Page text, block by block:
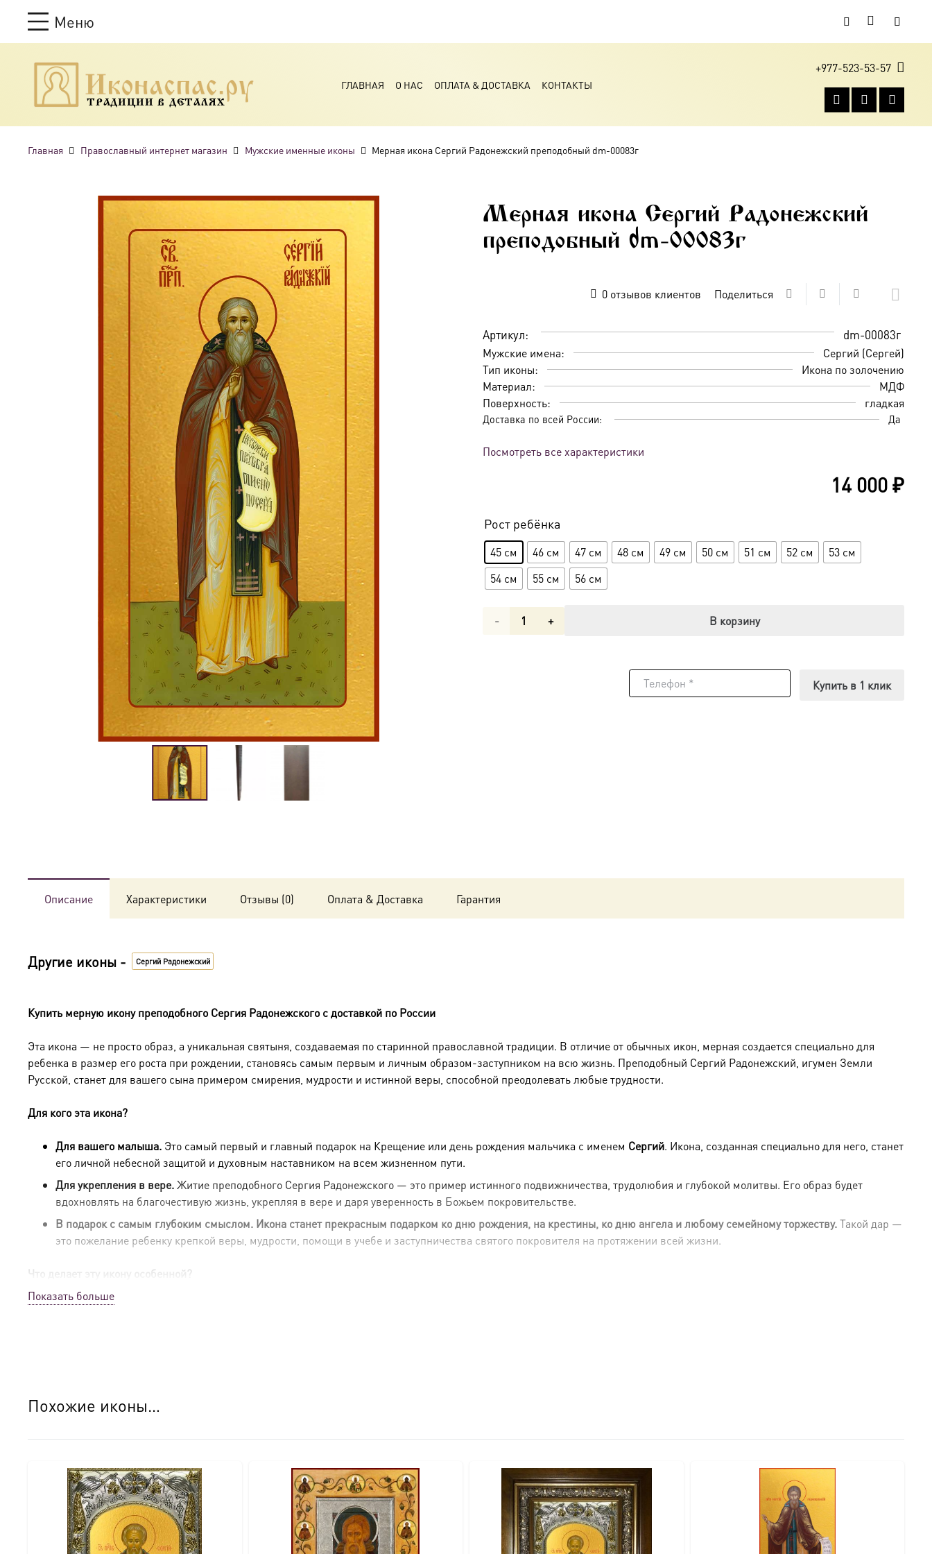
Меню
ТРАДИЦИИ В ДЕТАЛЯХ
ГЛАВНАЯ О НАС ОПЛАТА & ДОСТАВКА КОНТАКТЫ
+977-523-53-57
Главная Православный интернет магазин Мужские именные иконы Мерная икона Сергий Радонежский преподобный dm-00083г
Мерная икона Сергий Радонежский
преподобный dm-00083г
0отзывов клиентов Поделиться
Артикул: dm-00083г
Мужские имена:
Сергий (Сергей)
Тип иконы:
Икона по золочению
Материал:
МДФ
Поверхность:
гладкая
Доставка по всей России: Да
Посмотреть все характеристики
14 000₽
Рост ребёнка
45 см 46 см 47 см 48 см 49 см 50 см 51 см 52 см
53 см
54 см
55 см 56 см
Количество
В корзину
Купить в 1 клик
Описание Характеристики Отзывы (0) Оплата & Доставка Гарантия
Другие иконы - Сергий Радонежский
Купить мерную икону преподобного Сергия Радонежского с доставкой по России
Эта икона — не просто образ, а уникальная святыня, создаваемая по старинной православной традиции. В отличие от обычных икон, мерная создается специально для
ребенка в размер его роста при рождении, становясь самым первым и личным образом-заступником на всю жизнь. Преподобный Сергий Радонежский, игумен Земли
Русской, станет для вашего сына примером смирения, мудрости и истинной веры, способной преодолевать любые трудности.
Для кого эта икона?
Для вашего малыша. Это самый первый и главный подарок на Крещение или день рождения мальчика с именем Сергий. Икона, созданная специально для него, станет
его личной небесной защитой и духовным наставником на всем жизненном пути.
Для укрепления в вере.Житие преподобного Сергия Радонежского — это пример истинного подвижничества, трудолюбия и глубокой молитвы. Его образ будет
вдохновлять на благочестивую жизнь, укрепляя в вере и даря уверенность в Божьем покровительстве.
В подарок с самым глубоким смыслом. Икона станет прекрасным подарком ко дню рождения, на крестины, ко дню ангела и любому семейному торжеству.Такой дар —
это пожелание ребенку крепкой веры, мудрости, помощи в учебе и заступничества святого покровителя на протяжении всей жизни.
Что делает эту икону особенной?
Древняя традиция.
золочению. На доску наносится искусственное золото, после чего специальный станок с ювелирной точностью переносит изображение минеральными красками,
Высокое качество и долговечность.После печати икона покрывается защитным лаком.Минеральные краски дарят свежесть и чистоту, не выцветают на солнце и не
Краткое житие преподобного Сергия Радонежского
Преподобный Сергий Радонежский (1314-1392) — великий русский святой, преобразователь монашества на Руси, основатель Троице-Сергиевой лавры. С юных лет проявил
особое стремление к иноческой жизни. Основанная им обитель стала духовным центром русского православия. Прославился даром чудотворений, прозорливости и
Показать больше
Похожие иконы…